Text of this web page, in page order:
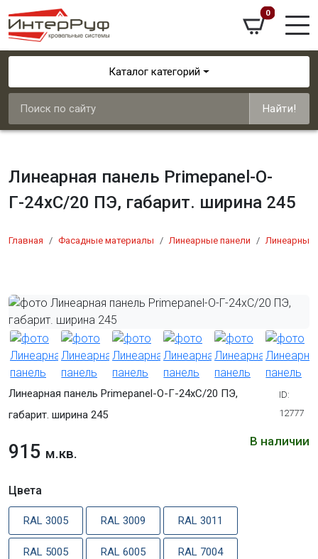
0
Каталог категорий
Найти!
Линеарная панель Primepanel-О-
Г-24хС/20 ПЭ, габарит. ширина 245
Главная Фасадные материалы Линеарные панели Линеарные
Линеарная панель Primepanel-О-Г-24хС/20 ПЭ,
габарит. ширина 245
ID:
12777
В наличии
915 м.кв.
Цвета
RAL 3005 RAL 3009 RAL 3011
RAL 5005 RAL 6005 RAL 7004